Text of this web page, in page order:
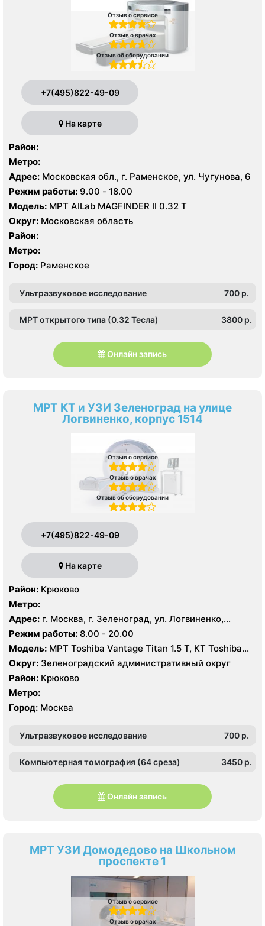
Отзыв о сервисе
Отзыв о врачах
Отзыв об оборудовании
+7(495)822-49-09
На карте
Район:
Метро:
Адрес: Московская обл., г. Раменское, ул. Чугунова, 6
Режим работы: 9.00 - 18.00
Модель: МРТ AILab MAGFINDER II 0.32 Т
Округ: Московская область
Район:
Метро:
Город: Раменское
Ультразвуковое исследование 700 p.
МРТ открытого типа (0.32 Тесла) 3800 p.
Онлайн запись
МРТ КТ и УЗИ Зеленоград на улице
Логвиненко, корпус 1514
Отзыв о сервисе
Отзыв о врачах
Отзыв об оборудовании
+7(495)822-49-09
На карте
Район: Крюково
Метро:
Адрес: г. Москва, г. Зеленоград, ул. Логвиненко,
корпус 1514
Режим работы: 8.00 - 20.00
Модель: МРТ Toshiba Vantage Titan 1.5 Т, КТ Toshiba
Aquilion Prime CXL 32 среза, УЗИ Toshiba Aplio 500
Округ: Зеленоградский административный округ
Район: Крюково
Метро:
Город: Москва
Ультразвуковое исследование 700 p.
Компьютерная томография (64 среза) 3450 p.
Онлайн запись
МРТ УЗИ Домодедово на Школьном
проспекте 1
Отзыв о сервисе
Отзыв о врачах